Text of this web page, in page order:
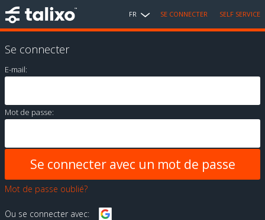
FR SE CONNECTER SELF SERVICE
Se connecter
E-mail:
Mot de passe:
Mot de passe oublié?
Ou se connecter avec: